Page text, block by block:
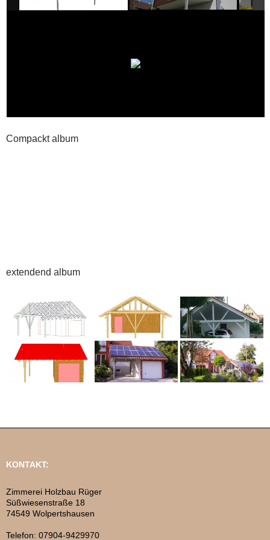
Compackt album
extendend album
KONTAKT:
Zimmerei Holzbau Rüger
Süßwiesenstraße 18
74549 Wolpertshausen
Telefon: 07904-9429970